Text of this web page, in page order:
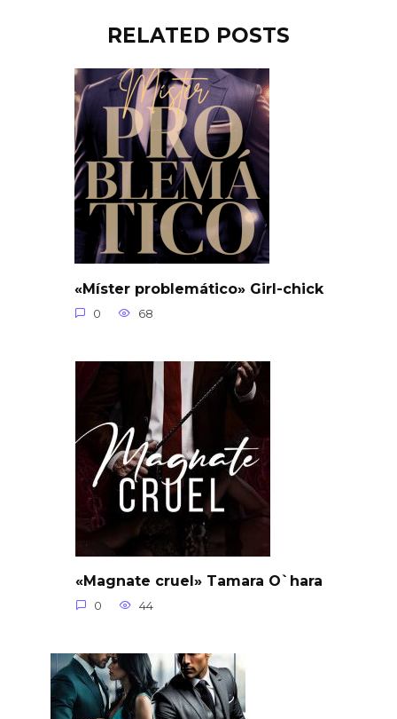
RELATED POSTS
«Míster problemático» Girl-chick
0 68
«Magnate cruel» Tamara O`hara
0 44